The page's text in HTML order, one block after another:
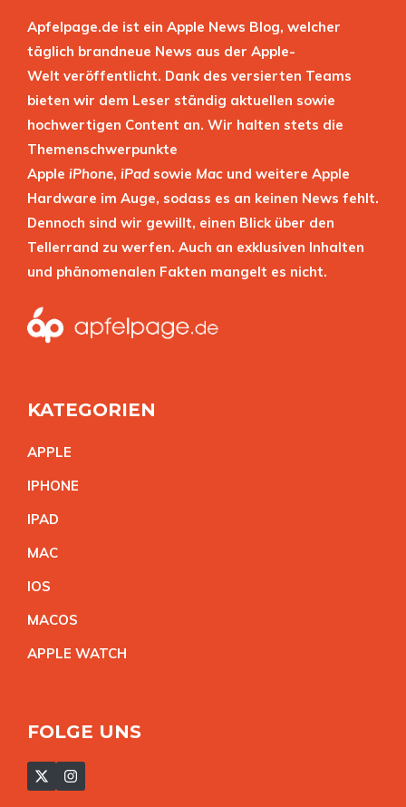
Apfelpage.de ist ein Apple News Blog, welcher
täglich brandneue News aus der Apple-
Welt veröffentlicht. Dank des versierten Teams
bieten wir dem Leser ständig aktuellen sowie
hochwertigen Content an. Wir halten stets die
Themenschwerpunkte
Apple iPhone, iPad sowie Mac und weitere Apple
Hardware im Auge, sodass es an keinen News fehlt.
Dennoch sind wir gewillt, einen Blick über den
Tellerrand zu werfen. Auch an exklusiven Inhalten
und phänomenalen Fakten mangelt es nicht.
KATEGORIEN
APPLE
IPHONE
IPAD
MAC
IOS
MACOS
APPLE WATCH
FOLGE UNS